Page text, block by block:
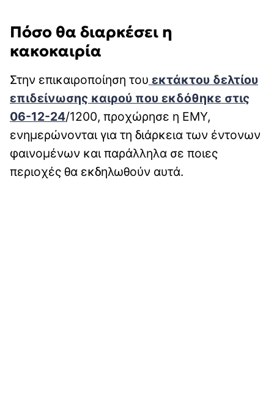
Πόσο θα διαρκέσει η
κακοκαιρία
Στην επικαιροποίηση του εκτάκτου δελτίου
επιδείνωσης καιρού που εκδόθηκε στις
06-12-24/1200, προχώρησε η ΕΜΥ,
ενημερώνονται για τη διάρκεια των έντονων
φαινομένων και παράλληλα σε ποιες
περιοχές θα εκδηλωθούν αυτά.